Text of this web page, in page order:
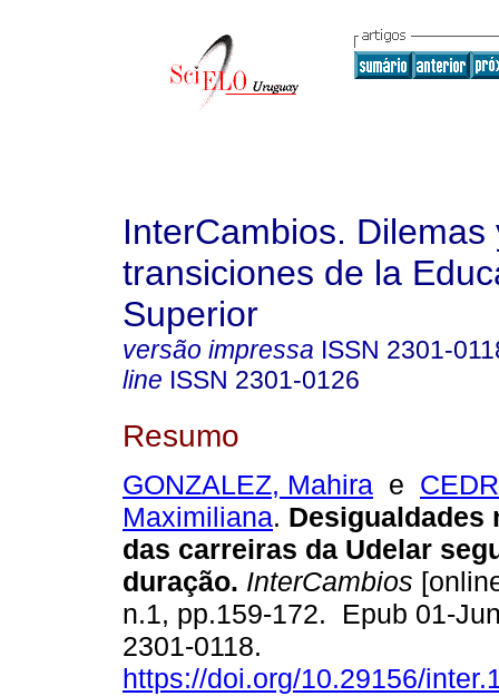
InterCambios. Dilemas
transiciones de la
Superior
versão impressa ISSN 2301-
line ISSN 2301-0126
Resumo
GONZALEZ, Mahira e
Maximiliana. Desigualdades
das carreiras da Udelar
duração. InterCambios
n.1, pp.159-172. Epub 01-
2301-0118.
https://doi.org/10.29156/